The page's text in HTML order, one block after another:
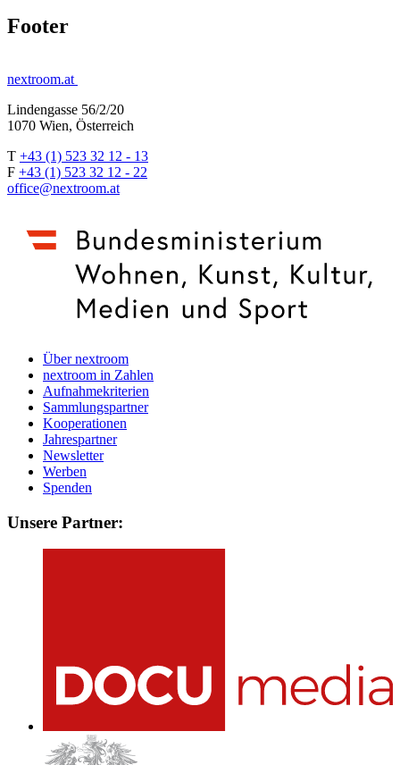
Footer
nextroom.at
Lindengasse 56/2/20
1070 Wien, Österreich
T +43 (1) 523 32 12 - 13
F +43 (1) 523 32 12 - 22
office@nextroom.at
Über nextroom
nextroom in Zahlen
Aufnahmekriterien
Sammlungspartner
Kooperationen
Jahrespartner
Newsletter
Werben
Spenden
Unsere Partner: